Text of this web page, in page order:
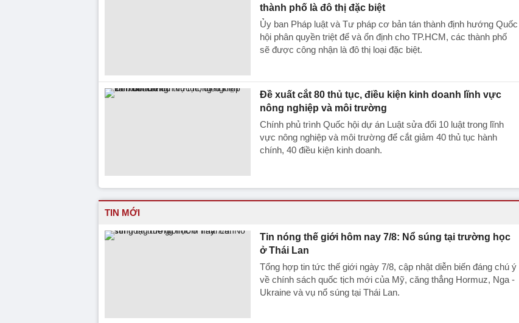
thành phố là đô thị đặc biệt
Ủy ban Pháp luật và Tư pháp cơ bản tán thành định hướng Quốc
hội phân quyền triệt để và ổn định cho TP.HCM, các thành phố
sẽ được công nhận là đô thị loại đặc biệt.
Đề xuất cắt 80 thủ tục, điều kiện kinh doanh lĩnh vực
nông nghiệp và môi trường
Chính phủ trình Quốc hội dự án Luật sửa đổi 10 luật trong lĩnh
vực nông nghiệp và môi trường để cắt giảm 40 thủ tục hành
chính, 40 điều kiện kinh doanh.
TIN MỚI
Tin nóng thế giới hôm nay 7/8: Nổ súng tại trường học
ở Thái Lan
Tổng hợp tin tức thế giới ngày 7/8, cập nhật diễn biến đáng chú ý
về chính sách quốc tịch mới của Mỹ, căng thẳng Hormuz, Nga -
Ukraine và vụ nổ súng tại Thái Lan.